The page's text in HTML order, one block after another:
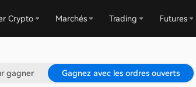
Crypto Marchés Trading Futures
gagner Gagnez avec les ordres ouverts